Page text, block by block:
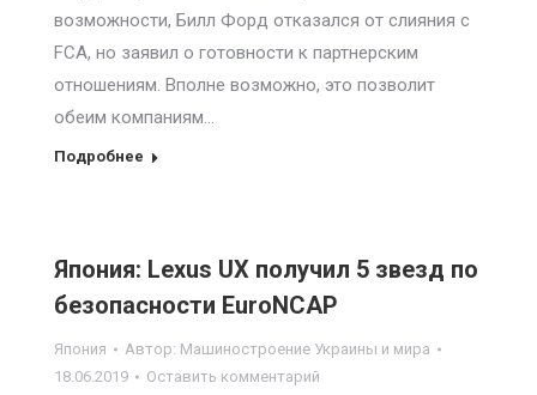
возможности, Билл Форд отказался от слияния с
FCA, но заявил о готовности к партнерским
отношениям. Вполне возможно, это позволит
обеим компаниям…
Подробнее
Япония: Lexus UX получил 5 звезд по
безопасности EuroNCAP
Япония Автор: Машиностроение Украины и мира
18.06.2019
Оставить комментарий